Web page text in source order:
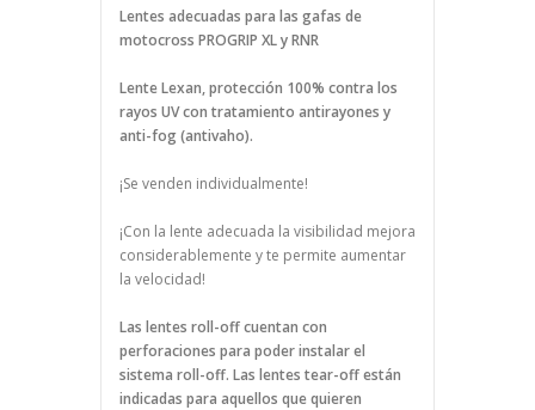
Lentes adecuadas para las gafas de
motocross PROGRIP XL y RNR
Lente Lexan, protección 100% contra los
rayos UV con tratamiento antirayones y
anti-fog (antivaho).
¡Se venden individualmente!
¡Con la lente adecuada la visibilidad mejora
considerablemente y te permite aumentar
la velocidad!
Las lentes roll-off cuentan con
perforaciones para poder instalar el
sistema roll-off. Las lentes tear-off están
indicadas para aquellos que quieren